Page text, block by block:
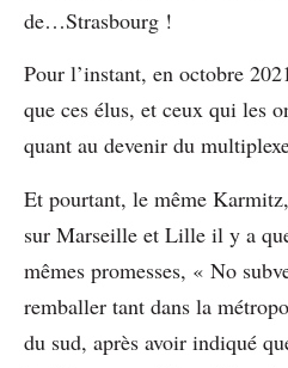
de…Strasbourg !
Pour l’instant, en octobre
que ces élus, et ceux qui les
quant au devenir du
Et pourtant, le même
sur Marseille et Lille il y a
mêmes promesses, « No
remballer tant dans la
du sud, après avoir indiqué